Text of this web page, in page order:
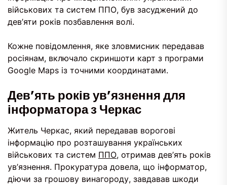
військових та систем ППО, був засуджений до
дев’яти років позбавлення волі.
Кожне повідомлення, яке зловмисник передавав
росіянам, включало скриншоти карт з програми
Google Maps із точними координатами.
Дев’ять років ув’язнення для
інформатора з Черкас
Житель Черкас, який передавав ворогові
інформацію про розташування українських
військових та систем ППО, отримав дев’ять років
ув’язнення. Прокуратура довела, що інформатор,
діючи за грошову винагороду, завдавав шкоди